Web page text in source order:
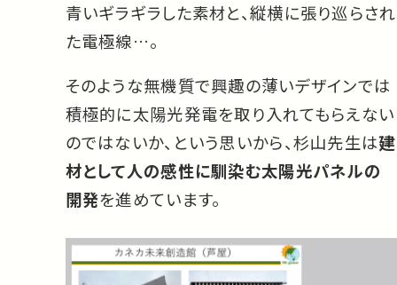
青いギラギラした素材と、縦横に張り巡らされ
た電極線…。
そのような無機質で興趣の薄いデザインでは
積極的に太陽光発電を取り入れてもらえない
のではないか、という思いから、杉山先生は建
材として人の感性に馴染む太陽光パネルの
開発を進めています。